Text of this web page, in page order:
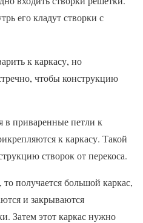
его кладут створки с
к каркасу, но
чтобы конструкцию
в приваренные петли к
к каркасу. Такой
створок от перекоса.
получается большой каркас,
и закрываются
Затем этот каркас нужно